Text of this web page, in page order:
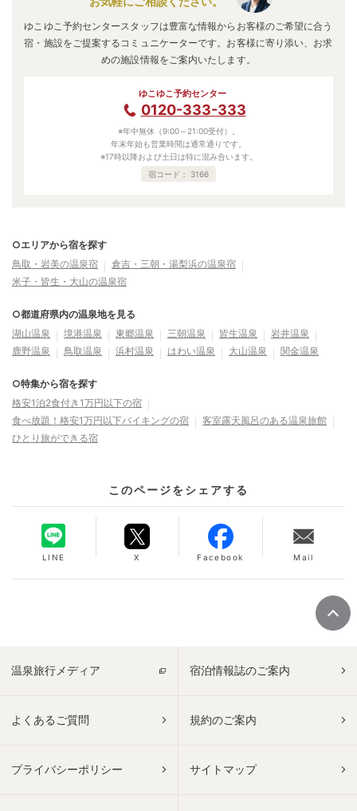
ゆこゆこ予約センタースタッフは豊富な情報からお客様のご希望に合う
宿・施設をご提案するコミュニケーターです。お客様に寄り添い、お求
めの施設情報をご案内いたします。
ゆこゆこ予約センター
0120-333-333
※年中無休（9:00～21:00受付）。
年末年始も営業時間は通常通りです。
※17時以降および土日は特に混み合います。
宿コード： 3166
○エリアから宿を探す
鳥取・岩美の温泉宿
倉吉・三朝・湯梨浜の温泉宿
米子・皆生・大山の温泉宿
○都道府県内の温泉地を見る
湖山温泉
境港温泉 東郷温泉 三朝温泉 皆生温泉
岩井温泉
鹿野温泉
鳥取温泉 浜村温泉 はわい温泉 大山温泉 関金温泉
○特集から宿を探す
格安1泊2食付き1万円以下の宿
食べ放題！格安1万円以下バイキングの宿
客室露天風呂のある温泉旅館
ひとり旅ができる宿
このページをシェアする
LINE X Facebook Mail
温泉旅行メディア 宿泊情報誌のご案内
よくあるご質問 規約のご案内
プライバシーポリシー サイトマップ